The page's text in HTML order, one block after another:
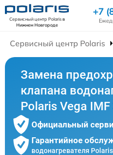
Сервисный центр Polarisв
Нижнем Новгороде
+7
Сервисный центр Polaris
Замена
клапана
Polaris Vega
Официальный
Гарантийное
водонагревателя